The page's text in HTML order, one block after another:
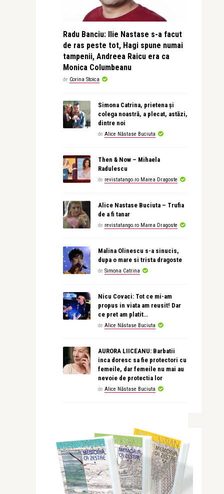
Radu Banciu: Ilie Nastase s-a facut
de ras peste tot, Hagi spune numai
tampenii, Andreea Raicu era ca
Monica Columbeanu
de Corina Stoica
Simona Catrina, prietena și
colega noastră, a plecat, astăzi,
dintre noi
de Alice Năstase Buciuta
Then & Now – Mihaela
Radulescu
de revistatango.ro Marea Dragoste
Alice Nastase Buciuta – Trufia
de a fi tanar
de revistatango.ro Marea Dragoste
Malina Olinescu s-a sinucis,
dupa o mare si trista dragoste
de Simona Catrina
Nicu Covaci: Tot ce mi-am
propus in viata am reusit! Dar
ce pret am platit…
de Alice Năstase Buciuta
AURORA LIICEANU: Barbatii
inca doresc sa fie protectori cu
femeile, dar femeile nu mai au
nevoie de protectia lor
de Alice Năstase Buciuta